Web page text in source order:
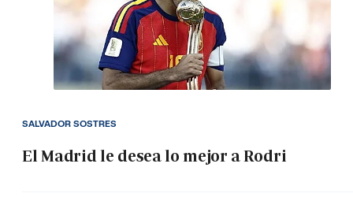
El Madrid le desea lo mejor a Rodri
SALVADOR SOSTRES